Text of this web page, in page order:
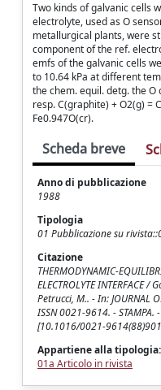
Two kinds of galvanic cells
electrolyte, used as O
metallurgical plants, were
component of the ref.
emfs of the galvanic cells
to 10.64 kPa at different
the chem. equil. detg. the
resp. C(graphite) + O2(g) =
Fe0.947O(cr).
Scheda breve
Anno di pubblicazione
1988
Tipologia
01 Pubblicazione su
Citazione
THERMODYNAMIC-
ELECTROLYTE INTERFACE
Petrucci, M.. - In: JOURNAL
ISSN 0021-9614. -
[10.1016/0021-
Appartiene alla tipologia:
01a Articolo in rivista